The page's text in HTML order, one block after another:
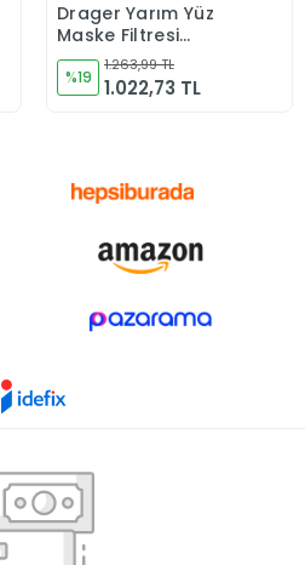
Sepete Ekle
Drager Yarım Yüz
Maske Filtresi
A1b1e1k1 6738816
%19
1.263,99 TL
1.022,73 TL